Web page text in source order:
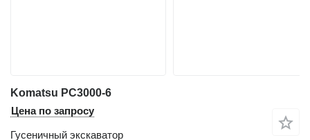
Komatsu PC3000-6
Цена по запросу
Гусеничный экскаватор